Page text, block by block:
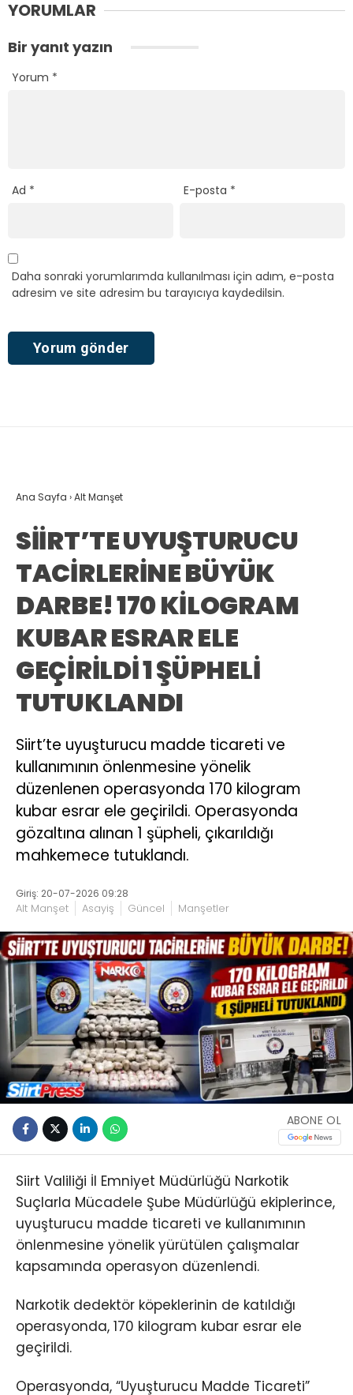
YORUMLAR
Bir yanıt yazın
Yorum *
Ad * E-posta *
Daha sonraki yorumlarımda kullanılması için adım, e-posta
adresim ve site adresim bu tarayıcıya kaydedilsin.
Ana Sayfa ›Alt Manşet
SİİRT’TE UYUŞTURUCU
TACİRLERİNE BÜYÜK
DARBE! 170 KİLOGRAM
KUBAR ESRAR ELE
GEÇİRİLDİ 1 ŞÜPHELİ
TUTUKLANDI
Siirt’te uyuşturucu madde ticareti ve
kullanımının önlenmesine yönelik
düzenlenen operasyonda 170 kilogram
kubar esrar ele geçirildi. Operasyonda
gözaltına alınan 1 şüpheli, çıkarıldığı
mahkemece tutuklandı.
Giriş: 20-07-2026 09:28
Alt Manşet Asayiş Güncel Manşetler
ABONE OL
Siirt Valiliği İl Emniyet Müdürlüğü Narkotik
Suçlarla Mücadele Şube Müdürlüğü ekiplerince,
uyuşturucu madde ticareti ve kullanımının
önlenmesine yönelik yürütülen çalışmalar
kapsamında operasyon düzenlendi.
Narkotik dedektör köpeklerinin de katıldığı
operasyonda, 170 kilogram kubar esrar ele
geçirildi.
Operasyonda, “Uyuşturucu Madde Ticareti”